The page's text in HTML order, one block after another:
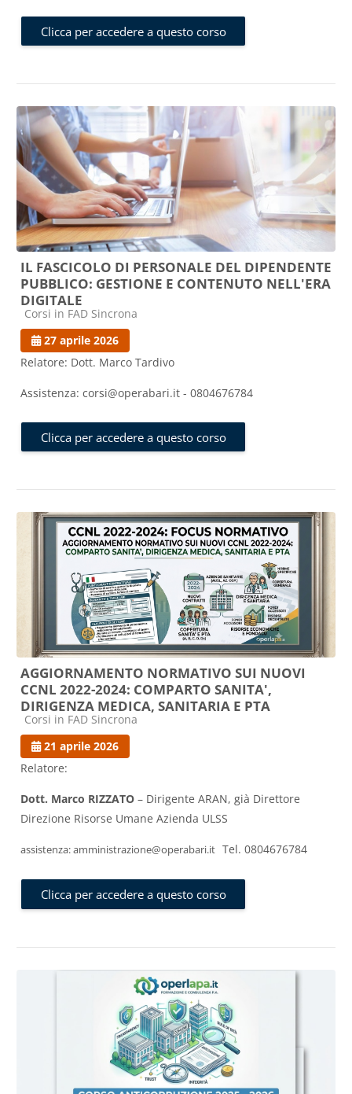
Clicca per accedere a questo corso
IL FASCICOLO DI PERSONALE DEL DIPENDENTE
PUBBLICO: GESTIONE E CONTENUTO NELL'ERA
DIGITALE
Categoria di corsi
Corsi in FAD Sincrona
27 aprile 2026
Relatore: Dott. Marco Tardivo
Assistenza: corsi@operabari.it - 0804676784
Clicca per accedere a questo corso
AGGIORNAMENTO NORMATIVO SUI NUOVI
CCNL 2022-2024: COMPARTO SANITA',
DIRIGENZA MEDICA, SANITARIA E PTA
Categoria di corsi
Corsi in FAD Sincrona
21 aprile 2026
Relatore:
Dott. Marco RIZZATO – Dirigente ARAN, già Direttore
Direzione Risorse Umane Azienda ULSS
assistenza: amministrazione@operabari.it Tel. 0804676784
Clicca per accedere a questo corso